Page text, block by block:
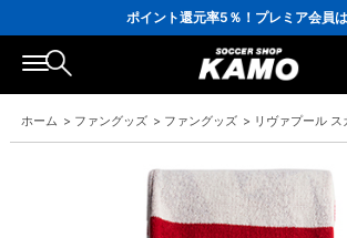
ポイント還元率5％！プレミア会員
会員の方にはお誕生月に「10％OFFクーポン
16,000円(税込)以上でシューズケースプ
3,300円(税込)以上で送料無料！
ホーム > ファングッズ > ファングッズ > リヴァプール ス